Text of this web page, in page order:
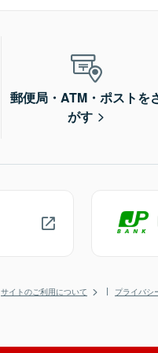
郵便局・ATM・ポストを
がす
サイトのご利用について プライバシ